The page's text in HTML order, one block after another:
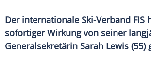
Der internationale Ski-Verband FIS
sofortiger Wirkung von seiner
Generalsekretärin Sarah Lewis (55)